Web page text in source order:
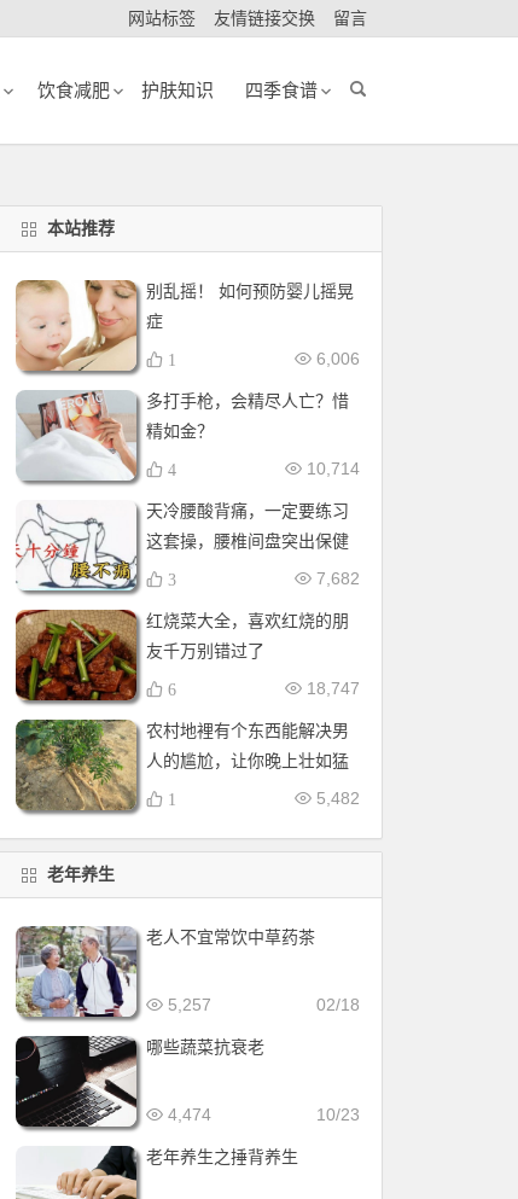
网站标签 友情链接交换 留言
饮食减肥 护肤知识 四季食谱
本站推荐
别乱摇！ 如何预防婴儿摇晃
症
6,006
1
多打手枪，会精尽人亡？惜
精如金？
10,714
4
天冷腰酸背痛，一定要练习
这套操，腰椎间盘突出保健
操，全套收好！每天十分钟
7,682
3
红烧菜大全，喜欢红烧的朋
友千万别错过了
18,747
6
农村地裡有个东西能解决男
人的尴尬，让你晚上壮如猛
牛床受不了
5,482
1
老年养生
老人不宜常饮中草药茶
02/18
5,257
哪些蔬菜抗衰老
10/23
4,474
老年养生之捶背养生